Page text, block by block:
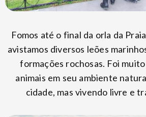
Fomos até o final da orla da
avistamos diversos leões
formações rochosas. Foi
animais em seu ambiente
cidade, mas vivendo livre e